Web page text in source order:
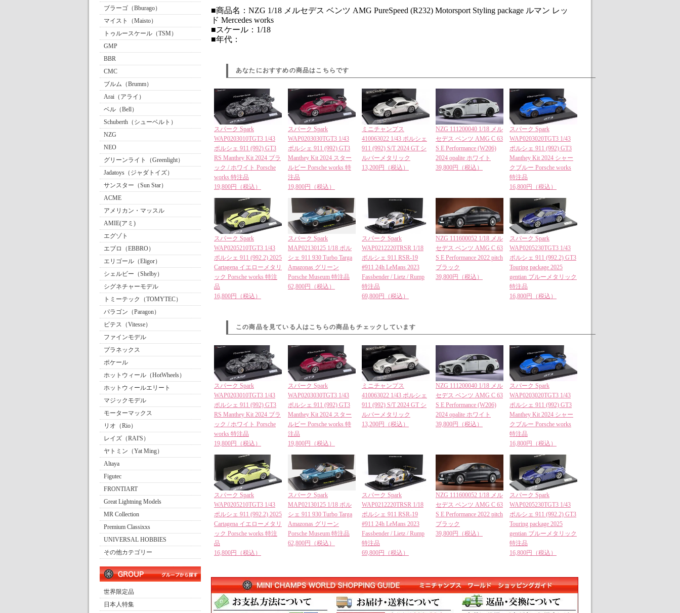
ブラーゴ（Bburago）
マイスト（Maisto）
トゥルースケール（TSM）
GMP
BBR
CMC
ブルム（Brumm）
Arai（アライ）
ベル（Bell）
Schuberth（シューベルト）
NZG
NEO
グリーンライト（Greenlight）
Jadatoys（ジャダトイズ）
サンスター（Sun Star）
ACME
アメリカン・マッスル
AMIE(アミ)
エグゾト
エブロ（EBBRO）
エリゴール（Eligor）
シェルビー（Shelby）
シグネチャーモデル
トミーテック（TOMYTEC）
パラゴン（Paragon）
ビテス（Vitesse）
ファインモデル
プラネックス
ポケール
ホットウィール（HotWheels）
ホットウィールエリート
マジックモデル
モーターマックス
リオ（Rio）
レイズ（RAI'S）
ヤトミン（Yat Ming）
Altaya
Figutec
FRONTIART
Great Lightning Models
MR Collection
Premium Classixxs
UNIVERSAL HOBBIES
その他カテゴリー
世界限定品
日本人特集
■商品名：NZG 1/18 メルセデス ベンツ AMG PureSpeed (R232) Motorsport Styling package ルマン レッ
ド Mercedes works
■スケール：1/18
■年代：
あなたにおすすめの商品はこちらです
スパーク Spark
WAP0203010TGT3 1/43
ポルシェ 911 (992) GT3
RS Manthey Kit 2024 ブラ
ック / ホワイト Porsche
works 特注品
19,800円（税込）
スパーク Spark
WAP0203030TGT3 1/43
ポルシェ 911 (992) GT3
Manthey Kit 2024 スター
ルビー Porsche works 特
注品
19,800円（税込）
ミニチャンプス
410063022 1/43 ポルシェ
911 (992) S/T 2024 GT シ
ルバーメタリック
13,200円（税込）
NZG 111200040 1/18 メル
セデス ベンツ AMG C 63
S E Performance (W206)
2024 opalite ホワイト
39,800円（税込）
スパーク Spark
WAP0203020TGT3 1/43
ポルシェ 911 (992) GT3
Manthey Kit 2024 シャー
クブルー Porsche works
特注品
16,800円（税込）
スパーク Spark
WAP0205210TGT3 1/43
ポルシェ 911 (992.2) 2025
Cartagena イエローメタリ
ック Porsche works 特注
品
16,800円（税込）
スパーク Spark
MAP02130125 1/18 ポル
シェ 911 930 Turbo Targa
Amazonas グリーン
Porsche Museum 特注品
62,800円（税込）
スパーク Spark
WAP0212220TRSR 1/18
ポルシェ 911 RSR-19
#911 24h LeMans 2023
Fassbender / Lietz / Rump
特注品
69,800円（税込）
NZG 111600052 1/18 メル
セデス ベンツ AMG C 63
S E Performance 2022 pitch
ブラック
39,800円（税込）
スパーク Spark
WAP0205230TGT3 1/43
ポルシェ 911 (992.2) GT3
Touring package 2025
gentian ブルーメタリック
特注品
16,800円（税込）
この商品を見ている人はこちらの商品もチェックしています
スパーク Spark
WAP0203010TGT3 1/43
ポルシェ 911 (992) GT3
RS Manthey Kit 2024 ブラ
ック / ホワイト Porsche
works 特注品
19,800円（税込）
スパーク Spark
WAP0203030TGT3 1/43
ポルシェ 911 (992) GT3
Manthey Kit 2024 スター
ルビー Porsche works 特
注品
19,800円（税込）
ミニチャンプス
410063022 1/43 ポルシェ
911 (992) S/T 2024 GT シ
ルバーメタリック
13,200円（税込）
NZG 111200040 1/18 メル
セデス ベンツ AMG C 63
S E Performance (W206)
2024 opalite ホワイト
39,800円（税込）
スパーク Spark
WAP0203020TGT3 1/43
ポルシェ 911 (992) GT3
Manthey Kit 2024 シャー
クブルー Porsche works
特注品
16,800円（税込）
スパーク Spark
WAP0205210TGT3 1/43
ポルシェ 911 (992.2) 2025
Cartagena イエローメタリ
ック Porsche works 特注
品
16,800円（税込）
スパーク Spark
MAP02130125 1/18 ポル
シェ 911 930 Turbo Targa
Amazonas グリーン
Porsche Museum 特注品
62,800円（税込）
スパーク Spark
WAP0212220TRSR 1/18
ポルシェ 911 RSR-19
#911 24h LeMans 2023
Fassbender / Lietz / Rump
特注品
69,800円（税込）
NZG 111600052 1/18 メル
セデス ベンツ AMG C 63
S E Performance 2022 pitch
ブラック
39,800円（税込）
スパーク Spark
WAP0205230TGT3 1/43
ポルシェ 911 (992.2) GT3
Touring package 2025
gentian ブルーメタリック
特注品
16,800円（税込）